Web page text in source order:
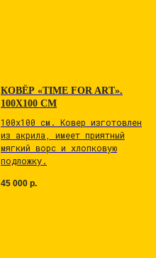
КОВЁР «TIME FOR ART».
100Х100 СМ
100х100 см. Ковер изготовлен
из акрила, имеет приятный
мягкий ворс и хлопковую
подложку.
45 000 р.